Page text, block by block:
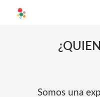
Somos una